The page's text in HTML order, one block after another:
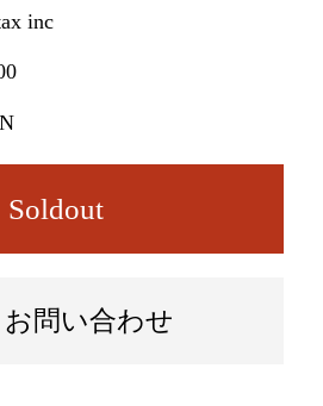
inc
Soldout
お問い合わせ